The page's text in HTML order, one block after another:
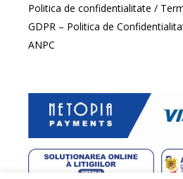
Politica de confidentialitate /
GDPR – Politica de
ANPC